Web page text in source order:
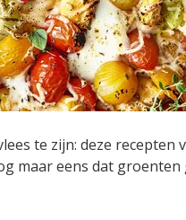
te zijn: deze recepten
maar eens dat groenten